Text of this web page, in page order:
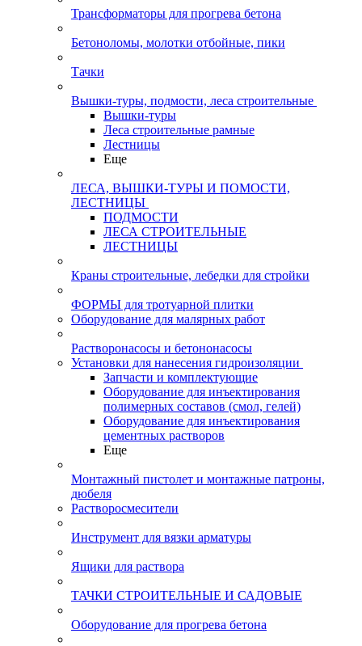
Трансформаторы для прогрева бетона
Бетоноломы, молотки отбойные, пики
Тачки
Вышки-туры, подмости, леса строительные
Вышки-туры
Леса строительные рамные
Лестницы
Еще
ЛЕСА, ВЫШКИ-ТУРЫ И ПОМОСТИ,
ЛЕСТНИЦЫ
ПОДМОСТИ
ЛЕСА СТРОИТЕЛЬНЫЕ
ЛЕСТНИЦЫ
Краны строительные, лебедки для стройки
ФОРМЫ для тротуарной плитки
Оборудование для малярных работ
Растворонасосы и бетононасосы
Установки для нанесения гидроизоляции
Запчасти и комплектующие
Оборудование для инъектирования
полимерных составов (смол, гелей)
Оборудование для инъектирования
цементных растворов
Еще
Монтажный пистолет и монтажные патроны,
дюбеля
Растворосмесители
Инструмент для вязки арматуры
Ящики для раствора
ТАЧКИ СТРОИТЕЛЬНЫЕ И САДОВЫЕ
Оборудование для прогрева бетона